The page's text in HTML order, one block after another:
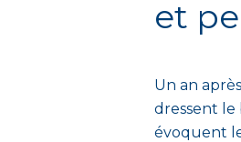
et
Un an
dressent le
évoquent